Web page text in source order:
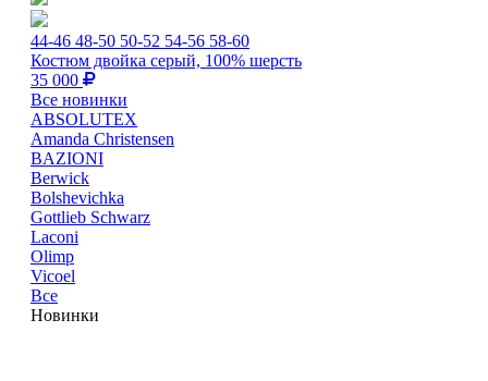
44-46 48-50 50-52 54-56 58-60
Костюм двойка серый, 100% шерсть
35 000
Все новинки
ABSOLUTEX
Amanda Christensen
BAZIONI
Berwick
Bolshevichka
Gottlieb Schwarz
Laconi
Olimp
Vicoel
Все
Новинки